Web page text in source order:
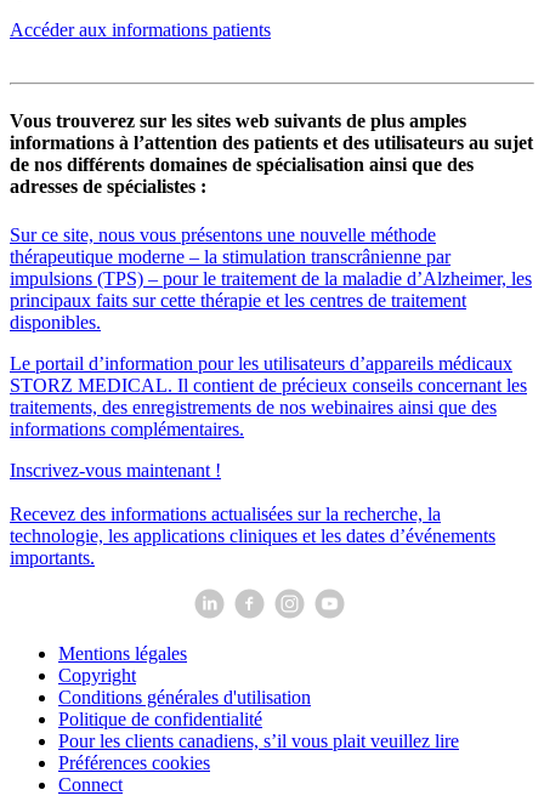
Accéder aux informations patients
Vous trouverez sur les sites web suivants de plus amples
informations à l’attention des patients et des utilisateurs au sujet
de nos différents domaines de spécialisation ainsi que des
adresses de spécialistes :
Sur ce site, nous vous présentons une nouvelle méthode
thérapeutique moderne – la stimulation transcrânienne par
impulsions (TPS) – pour le traitement de la maladie d’Alzheimer, les
principaux faits sur cette thérapie et les centres de traitement
disponibles.
Le portail d’information pour les utilisateurs d’appareils médicaux
STORZ MEDICAL. Il contient de précieux conseils concernant les
traitements, des enregistrements de nos webinaires ainsi que des
informations complémentaires.
Inscrivez-vous maintenant !
Recevez des informations actualisées sur la recherche, la
technologie, les applications cliniques et les dates d’événements
importants.
Mentions légales
Copyright
Conditions générales d'utilisation
Politique de confidentialité
Pour les clients canadiens, s’il vous plait veuillez lire
Préférences cookies
Connect